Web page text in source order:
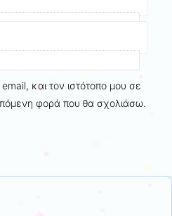
και τον ιστότοπο μου σε
φορά που θα σχολιάσω.